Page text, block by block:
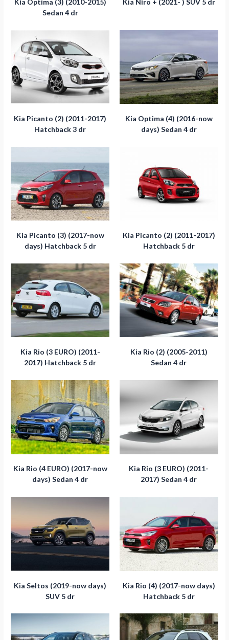
Kia Niro + (2021- ) SUV 5 dr
Kia Optima (3) (2010-2015)
Sedan 4 dr
Kia Optima (4) (2016-now
days) Sedan 4 dr
Kia Picanto (2) (2011-2017)
Hatchback 3 dr
Kia Picanto (2) (2011-2017)
Hatchback 5 dr
Kia Picanto (3) (2017-now
days) Hatchback 5 dr
Kia Rio (2) (2005-2011)
Sedan 4 dr
Kia Rio (3 EURO) (2011-
2017) Hatchback 5 dr
Kia Rio (3 EURO) (2011-
2017) Sedan 4 dr
Kia Rio (4 EURO) (2017-now
days) Sedan 4 dr
Kia Rio (4) (2017-now days)
Hatchback 5 dr
Kia Seltos (2019-now days)
SUV 5 dr